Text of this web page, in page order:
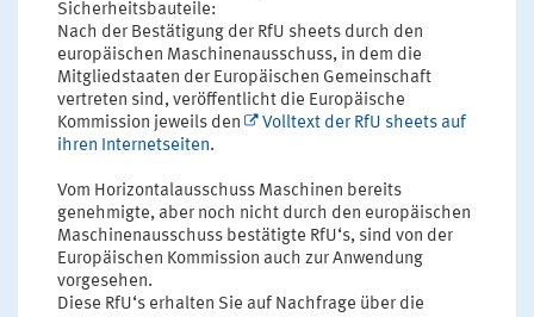
Sicherheitsbauteile:
Nach der Bestätigung der RfU sheets durch den
europäischen Maschinenausschuss, in dem die
Mitgliedstaaten der Europäischen Gemeinschaft
vertreten sind, veröffentlicht die Europäische
Kommission jeweils den
Volltext der RfU sheets auf
ihren Internetseiten.
Vom Horizontalausschuss Maschinen bereits
genehmigte, aber noch nicht durch den europäischen
Maschinenausschuss bestätigte RfU‘s, sind von der
Europäischen Kommission auch zur Anwendung
vorgesehen.
Diese RfU‘s erhalten Sie auf Nachfrage über die